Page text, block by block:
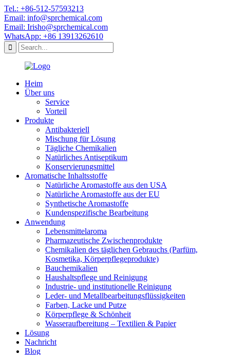
Tel.: +86-512-57593213
Email: info@sprchemical.com
Email: Irisho@sprchemical.com
WhatsApp: +86 13913262610
Heim
Über uns
Service
Vorteil
Produkte
Antibakteriell
Mischung für Lösung
Tägliche Chemikalien
Natürliches Antiseptikum
Konservierungsmittel
Aromatische Inhaltsstoffe
Natürliche Aromastoffe aus den USA
Natürliche Aromastoffe aus der EU
Synthetische Aromastoffe
Kundenspezifische Bearbeitung
Anwendung
Lebensmittelaroma
Pharmazeutische Zwischenprodukte
Chemikalien des täglichen Gebrauchs (Parfüm,
Kosmetika, Körperpflegeprodukte)
Bauchemikalien
Haushaltspflege und Reinigung
Industrie- und institutionelle Reinigung
Leder- und Metallbearbeitungsflüssigkeiten
Farben, Lacke und Putze
Körperpflege & Schönheit
Wasseraufbereitung – Textilien & Papier
Lösung
Nachricht
Blog